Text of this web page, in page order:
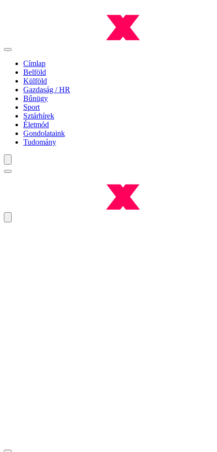
Címlap
Belföld
Külföld
Gazdaság / HR
Bűnügy
Sport
Sztárhírek
Életmód
Gondolataink
Tudomány